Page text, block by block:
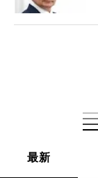
最新